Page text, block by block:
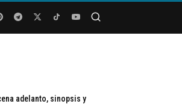
adelanto, sinopsis y